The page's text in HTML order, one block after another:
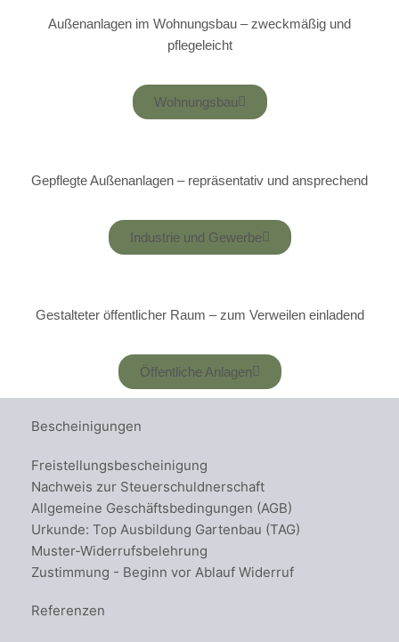
Außenanlagen im Wohnungsbau – zweckmäßig und
pflegeleicht
Wohnungsbau
Gepflegte Außenanlagen – repräsentativ und ansprechend
Industrie und Gewerbe
Gestalteter öffentlicher Raum – zum Verweilen einladend
Öffentliche Anlagen
Bescheinigungen
Freistellungsbescheinigung
Nachweis zur Steuerschuldnerschaft
Allgemeine Geschäftsbedingungen (AGB)
Urkunde: Top Ausbildung Gartenbau (TAG)
Muster-Widerrufsbelehrung
Zustimmung - Beginn vor Ablauf Widerruf
Referenzen